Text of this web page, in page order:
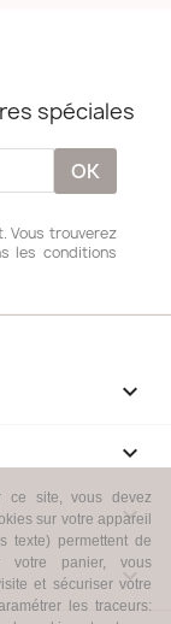
spéciales
Vous trouverez
les conditions

ce site, vous devez
sur votre appareil
texte) permettent de
votre panier, vous
et sécuriser votre
les traceurs:


keyboard_arrow_down